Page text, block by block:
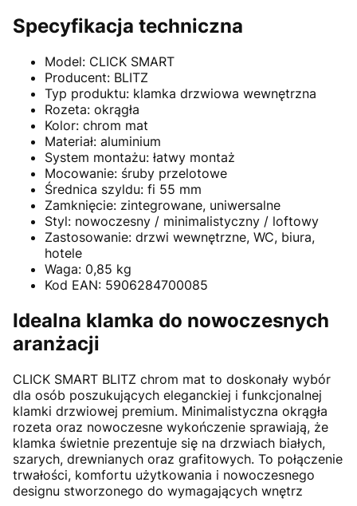
Specyfikacja techniczna
Model: CLICK SMART
Producent: BLITZ
Typ produktu: klamka drzwiowa wewnętrzna
Rozeta: okrągła
Kolor: chrom mat
Materiał: aluminium
System montażu: łatwy montaż
Mocowanie: śruby przelotowe
Średnica szyldu: fi 55 mm
Zamknięcie: zintegrowane, uniwersalne
Styl: nowoczesny / minimalistyczny / loftowy
Zastosowanie: drzwi wewnętrzne, WC, biura,
hotele
Waga: 0,85 kg
Kod EAN: 5906284700085
Idealna klamka do nowoczesnych
aranżacji
CLICK SMART BLITZ chrom mat to doskonały wybór
dla osób poszukujących eleganckiej i funkcjonalnej
klamki drzwiowej premium. Minimalistyczna okrągła
rozeta oraz nowoczesne wykończenie sprawiają, że
klamka świetnie prezentuje się na drzwiach białych,
szarych, drewnianych oraz grafitowych. To połączenie
trwałości, komfortu użytkowania i nowoczesnego
designu stworzonego do wymagających wnętrz